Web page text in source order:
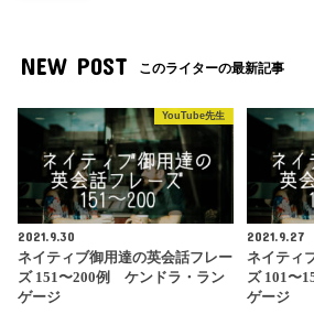
NEW POST このライターの最新記事
YouTube先生
2021.9.30
ネイティブ御用達の英会話フレー
ズ 151〜200例 ケンドラ・ラン
ゲージ
2021.9.27
ネイティ
ズ 101〜
ゲージ